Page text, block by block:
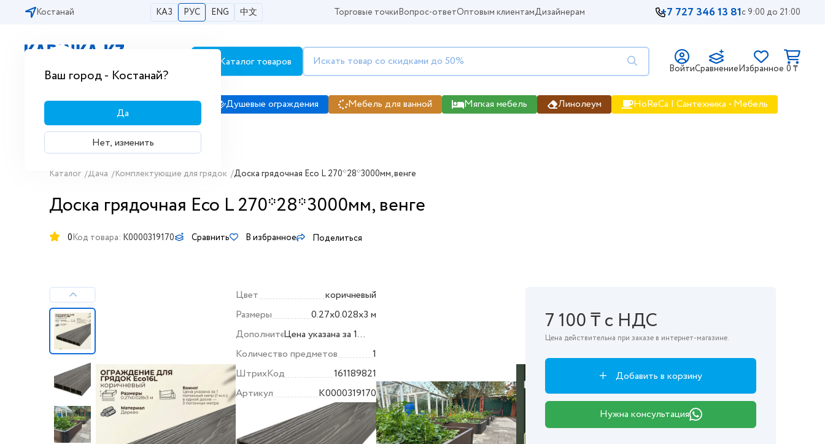
Костанай КАЗ РУС ENG 中文
Ваш город - Костанай?
Да
Нет, изменить
Торговые точкиВопрос-ответОптовым клиентамДизайнерам +7 727 346 13 81с 9:00 до 21:00
Бесплатная доставка по городам РК
Каталог товаров ВойтиСравнениеИзбранное 0 ₸
Сантехника Душевые кабины Душевые ограждения Мебель для ванной Мягкая мебель Линолеум HoReCa | Сантехника • Мебель
Каталог /Дача /Комплектующие для грядок /Доска грядочная Eco L 270*28*3000мм, венге
Доска грядочная Eco L 270*28*3000мм, венге
0Код товара: K0000319170 Сравнить В избранное Поделиться
Цвет
коричневый
Размеры
0.27x0.028x3 м
ДополнительноЦена указана за 1
погонный метр (1
м.п.); в одной доске
— 3 погонных метра
Количество предметов
1
ШтрихКод
161189821
Артикул
K0000319170
7 100 ₸ с НДС
Цена действительна при заказе в интернет-магазине.
Добавить в корзину
Нужна консультация